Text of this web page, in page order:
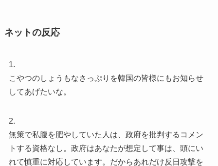
ネットの反応
1.
こやつのしょうもなさっぷりを韓国の皆様にもお知らせ
してあげたいな。
2.
無策で私腹を肥やしていた人は、政府を批判するコメン
トする資格なし。政府はあなたが想定して事は、頭にい
れて慎重に対応しています。だからあれだけ反日攻撃を